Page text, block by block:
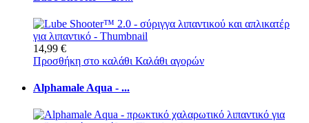
14,99 €
Προσθήκη στο καλάθι Καλάθι αγορών
Alphamale Aqua - ...